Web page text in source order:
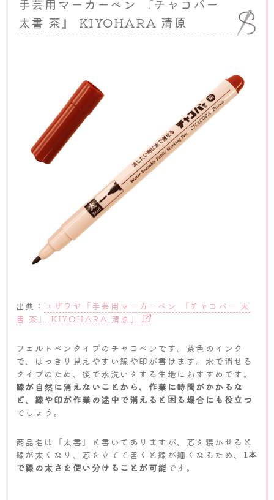
太書 茶』 KIYOHARA 清原
出典： ユザワヤ「手芸用マーカーペン 『チャコパー 太
書 茶』 KIYOHARA 清原」
フェルトペンタイプのチャコペンです。茶色のインク
で、はっきり見えやすい線や印が書けます。水で消せる
タイプのため、後で水洗いをする生地におすすめです。
線が自然に消えないことから、作業に時間がかかるな
ど、線や印が作業の途中で消えると困る場合にも役立つ
でしょう。
商品名は「太書」と書いてありますが、芯を寝かせると
線が太くなり、芯を立てて書くと線が細くなるため、 1本
で線の太さを使い分けることが可能 です。